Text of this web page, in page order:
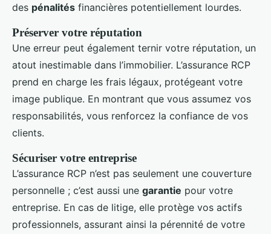
des pénalités financières potentiellement lourdes.
Préserver votre réputation
Une erreur peut également ternir votre réputation, un
atout inestimable dans l’immobilier. L’assurance RCP
prend en charge les frais légaux, protégeant votre
image publique. En montrant que vous assumez vos
responsabilités, vous renforcez la confiance de vos
clients.
Sécuriser votre entreprise
L’assurance RCP n’est pas seulement une couverture
personnelle ; c’est aussi une garantie pour votre
entreprise. En cas de litige, elle protège vos actifs
professionnels, assurant ainsi la pérennité de votre